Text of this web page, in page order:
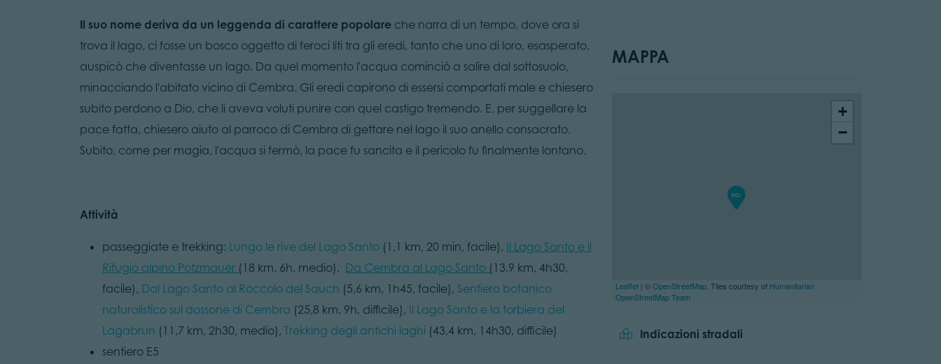
Il suo nome deriva da un leggenda di carattere popolare che narra di un tempo, dove ora si
trova il lago, ci fosse un bosco oggetto di feroci liti tra gli eredi, tanto che uno di loro, esasperato,
auspicò che diventasse un lago. Da quel momento l'acqua cominciò a salire dal sottosuolo,
minacciando l'abitato vicino di Cembra. Gli eredi capirono di essersi comportati male e chiesero
subito perdono a Dio, che li aveva voluti punire con quel castigo tremendo. E, per suggellare la
pace fatta, chiesero aiuto al parroco di Cembra di gettare nel lago il suo anello consacrato.
Subito, come per magia, l'acqua si fermò, la pace fu sancita e il pericolo fu finalmente lontano.
Attività​
passeggiate e trekking: Lungo le rive del Lago Santo (1,1 km, 20 min, facile), Il Lago Santo e il
Rifugio alpino Potzmauer ( 18 km, 6h, medio), Da Cembra al Lago Santo ( 13,9 km, 4h30,
facile), Dal Lago Santo al Roccolo del Sauch (5,6 km, 1h45, facile), Sentiero botanico
naturalistico sul dossone di Cembra (25,8 km, 9h, difficile), Il Lago Santo e la torbiera del
Lagabrun (11,7 km, 2h30, medio), Trekking degli antichi laghi (43,4 km, 14h30, difficile)
sentiero E5
MAPPA
+
−
Leaflet | ©OpenStreetMap , Tiles courtesy of Humanitarian
OpenStreetMap Team
Indicazioni stradali